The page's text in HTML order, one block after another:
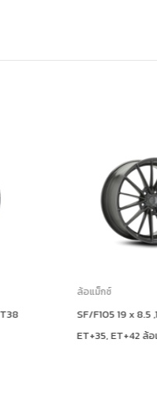
ล้อแม็กซ์
SF/F105 19 x 8.5 ,19 x
ET+35, ET+42 ล้อเบา